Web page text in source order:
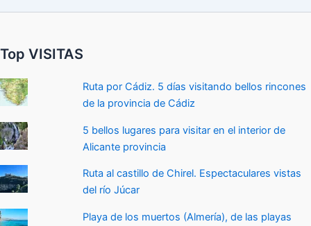
Top VISITAS
Ruta por Cádiz. 5 días visitando bellos rincones
de la provincia de Cádiz
5 bellos lugares para visitar en el interior de
Alicante provincia
Ruta al castillo de Chirel. Espectaculares vistas
del río Júcar
Playa de los muertos (Almería), de las playas